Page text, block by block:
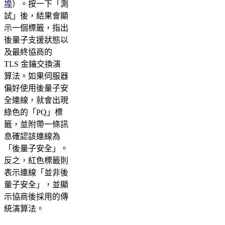
埠）。按一下「測
試」後，結果會顯
示一個標籤，指出
後量子支援狀態以
及最終協商的
TLS 金鑰交換演
算法。如果伺服器
偏好使用後量子安
全連線，就會出現
綠色的「PQ」標
籤，並附帶一條訊
息確認該連線為
「後量子安全」。
反之，紅色標籤則
表示連線「並非後
量子安全」，並顯
示協商後採用的傳
統演算法。